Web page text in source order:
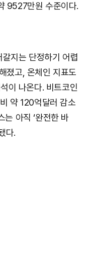
9527만원 수준이다.
지는 단정하기 어렵
졌고, 온체인 지표도
이 나온다. 비트코인
약 120억달러 감소
는 아직 ‘완전한 바
다.